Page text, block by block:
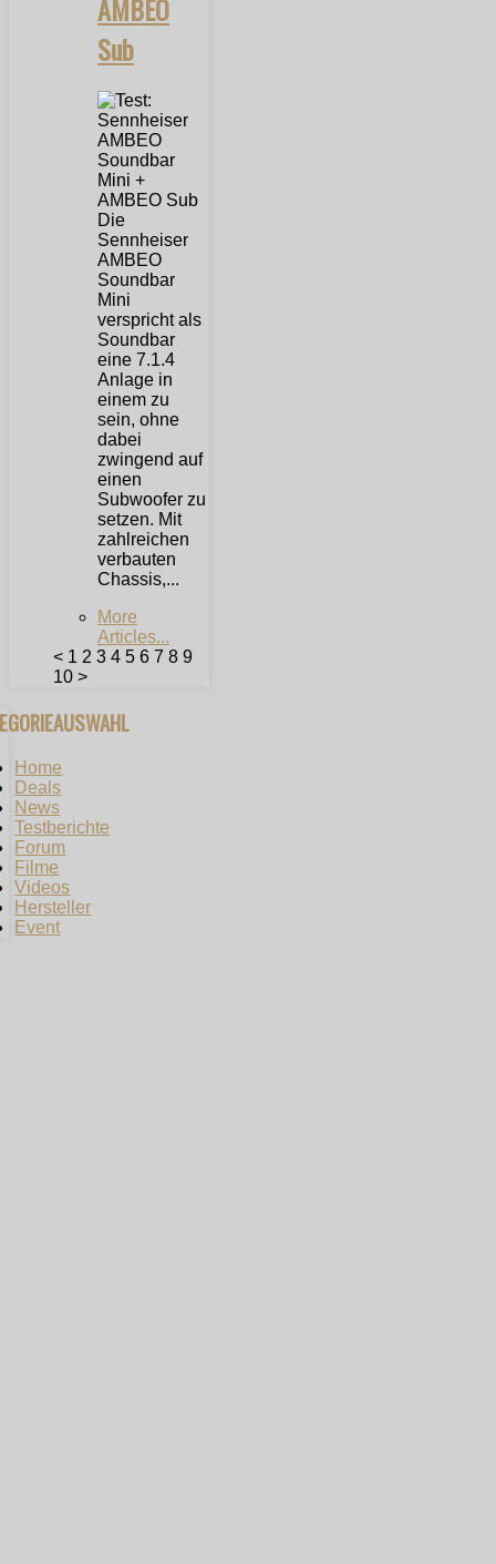
AMBEO
Sub
Die
Sennheiser
AMBEO
Soundbar
Mini
verspricht als
Soundbar
eine 7.1.4
Anlage in
einem zu
sein, ohne
dabei
zwingend auf
einen
Subwoofer zu
setzen. Mit
zahlreichen
verbauten
Chassis,...
More
Articles...
< 1 2 3 4 5 6 7 8 9
10 >
Home
Deals
News
Testberichte
Forum
Filme
Videos
Hersteller
Event